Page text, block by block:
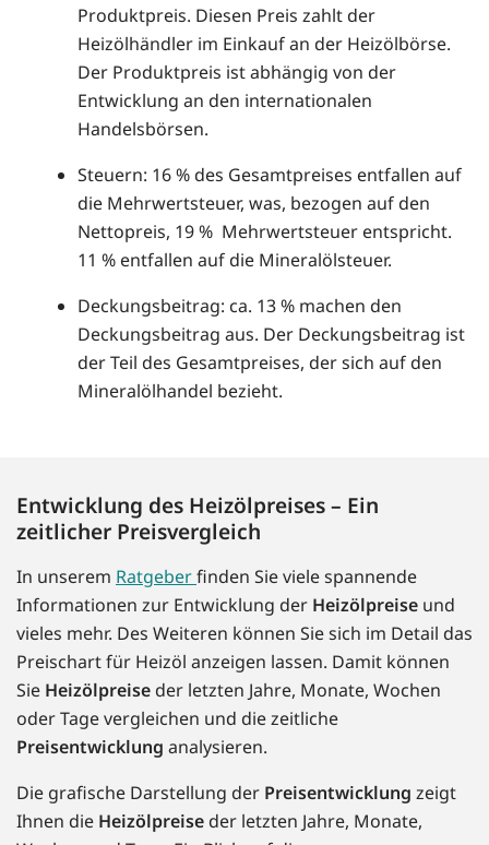
Produktpreis. Diesen Preis zahlt der
Heizölhändler im Einkauf an der Heizölbörse.
Der Produktpreis ist abhängig von der
Entwicklung an den internationalen
Handelsbörsen.
Steuern: 16 % des Gesamtpreises entfallen auf
die Mehrwertsteuer, was, bezogen auf den
Nettopreis, 19 % Mehrwertsteuer entspricht.
11 % entfallen auf die Mineralölsteuer.
Deckungsbeitrag: ca. 13 % machen den
Deckungsbeitrag aus. Der Deckungsbeitrag ist
der Teil des Gesamtpreises, der sich auf den
Mineralölhandel bezieht.
Entwicklung des Heizölpreises – Ein
zeitlicher Preisvergleich
In unserem Ratgeberfinden Sie viele spannende
Informationen zur Entwicklung der Heizölpreise und
vieles mehr. Des Weiteren können Sie sich im Detail das
Preischart für Heizöl anzeigen lassen. Damit können
Sie Heizölpreise der letzten Jahre, Monate, Wochen
oder Tage vergleichen und die zeitliche
Preisentwicklung analysieren.
Die grafische Darstellung der Preisentwicklung zeigt
Ihnen die Heizölpreise der letzten Jahre, Monate,